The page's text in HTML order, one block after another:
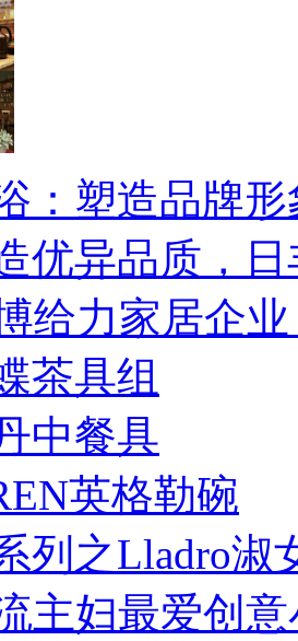
：塑造品牌形
优异品质，日
给力家居企
茶具组
中餐具
英格勒碗
列之Lladro淑
主妇最爱创